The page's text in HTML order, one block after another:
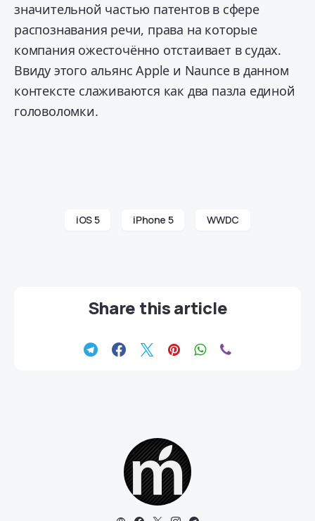
значительной частью патентов в сфере
распознавания речи, права на которые
компания ожесточённо отстаивает в судах.
Ввиду этого альянс Apple и Naunce в данном
контексте слаживаются как два пазла единой
головоломки.
iOS 5 iPhone 5 WWDC
Share this article